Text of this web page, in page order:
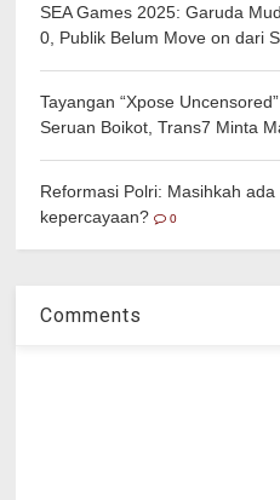
SEA Games 2025: Garuda
0, Publik Belum Move on dari
Tayangan “Xpose
Seruan Boikot, Trans7 Minta
Reformasi Polri: Masihkah
kepercayaan?
0
Comments